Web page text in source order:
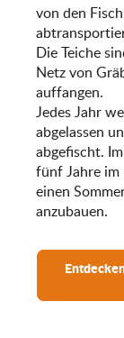
von den
Die Teiche
Netz von
auffangen.
Jedes Jahr
abgelassen
abgefischt.
fünf Jahre im
einen
anzubauen.